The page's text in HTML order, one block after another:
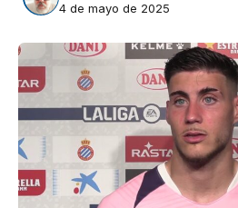
4 de mayo de 2025